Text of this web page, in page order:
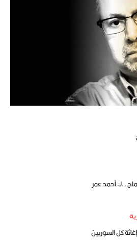
…لـ: أحمد عمر
كل السوريين